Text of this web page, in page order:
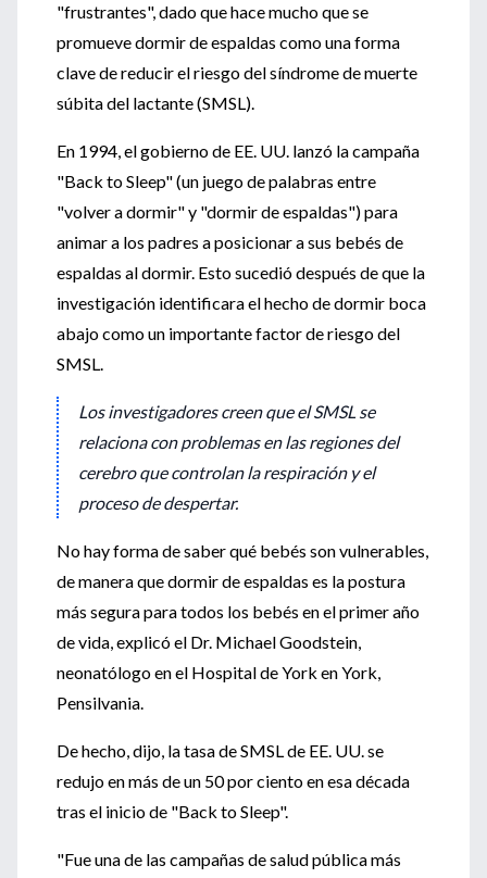
"frustrantes", dado que hace mucho que se
promueve dormir de espaldas como una forma
clave de reducir el riesgo del síndrome de muerte
súbita del lactante (SMSL).
En 1994, el gobierno de EE. UU. lanzó la campaña
"Back to Sleep" (un juego de palabras entre
"volver a dormir" y "dormir de espaldas") para
animar a los padres a posicionar a sus bebés de
espaldas al dormir. Esto sucedió después de que la
investigación identificara el hecho de dormir boca
abajo como un importante factor de riesgo del
SMSL.
Los investigadores creen que el SMSL se
relaciona con problemas en las regiones del
cerebro que controlan la respiración y el
proceso de despertar.
No hay forma de saber qué bebés son vulnerables,
de manera que dormir de espaldas es la postura
más segura para todos los bebés en el primer año
de vida, explicó el Dr. Michael Goodstein,
neonatólogo en el Hospital de York en York,
Pensilvania.
De hecho, dijo, la tasa de SMSL de EE. UU. se
redujo en más de un 50 por ciento en esa década
tras el inicio de "Back to Sleep".
"Fue una de las campañas de salud pública más